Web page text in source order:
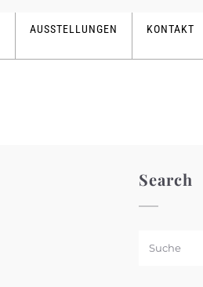
AUSSTELLUNGEN KONTAKT
Search